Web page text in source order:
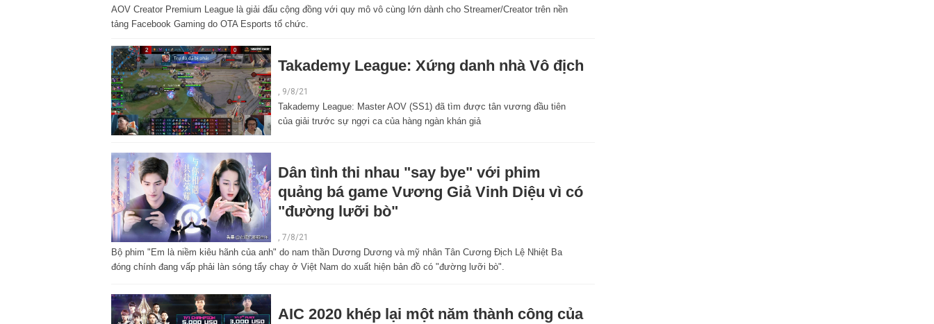
AOV Creator Premium League là giải đấu cộng đồng với quy mô vô cùng lớn dành cho Streamer/Creator trên nền
tảng Facebook Gaming do OTA Esports tổ chức.
Takademy League: Xứng danh nhà Vô địch
, 9/8/21
Takademy League: Master AOV (SS1) đã tìm được tân vương đầu tiên
của giải trước sự ngợi ca của hàng ngàn khán giả
Dân tình thi nhau "say bye" với phim
quảng bá game Vương Giả Vinh Diệu vì có
"đường lưỡi bò"
, 7/8/21
Bộ phim "Em là niềm kiêu hãnh của anh" do nam thần Dương Dương và mỹ nhân Tân Cương Địch Lệ Nhiệt Ba
đóng chính đang vấp phải làn sóng tẩy chay ở Việt Nam do xuất hiện bản đồ có "đường lưỡi bò".
AIC 2020 khép lại một năm thành công của